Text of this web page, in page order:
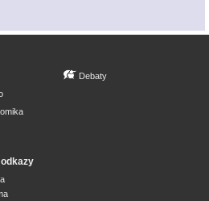
Debaty